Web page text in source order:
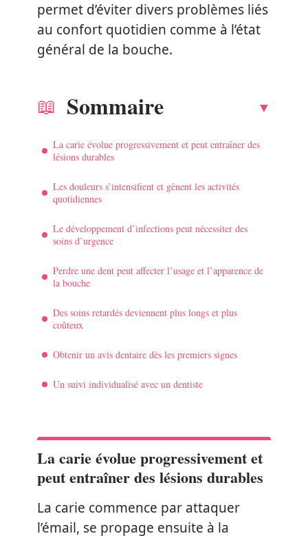
permet d’éviter divers problèmes liés
au confort quotidien comme à l’état
général de la bouche.
Sommaire
La carie évolue progressivement et peut entraîner des
lésions durables
Les douleurs s’intensifient et gênent les activités
quotidiennes
Le développement d’infections peut nécessiter des
soins d’urgence
Perdre une dent peut affecter l’usage et l’apparence de
la bouche
Des soins retardés deviennent plus longs et plus
coûteux
Obtenir un avis dentaire dès les premiers signes
Un suivi individualisé avec un dentiste
La carie évolue progressivement et
peut entraîner des lésions durables
La carie commence par attaquer
l’émail, se propage ensuite à la